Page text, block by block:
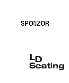
SPONZOR